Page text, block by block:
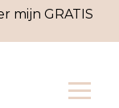
mijn GRATIS